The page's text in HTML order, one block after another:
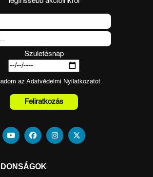
Születésnap
az Adatvédelmi Nyilatkozatot.
Feliratkozás